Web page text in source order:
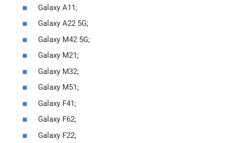
Galaxy A11;
Galaxy A22 5G;
Galaxy M42 5G;
Galaxy M21;
Galaxy M32;
Galaxy M51;
Galaxy F41;
Galaxy F62;
Galaxy F22;